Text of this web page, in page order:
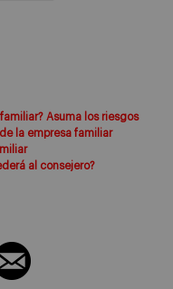
Asuma los riesgos
la empresa familiar
al consejero?